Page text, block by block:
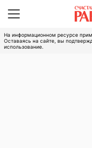
На информационном ресурсе
Оставаясь на сайте, вы
использование.